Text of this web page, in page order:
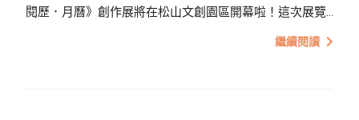
好書店專訪
閱歷．月曆》創作展將在松山文創園區開幕啦！這次展覽
帶著大家一同觀賞 0 歲到 50+ 的創作與生活樣貌，深刻去
繼續閱讀